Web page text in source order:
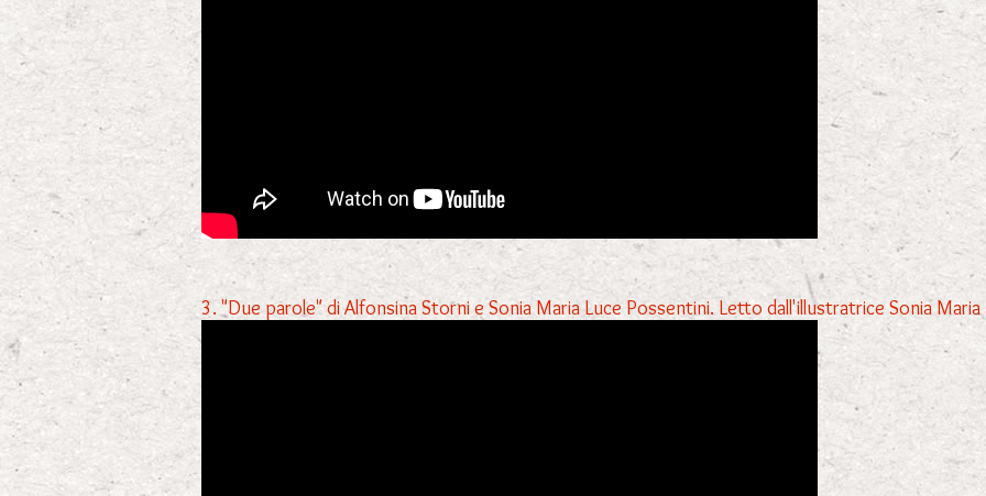
3. "Due parole" di Alfonsina Storni e Sonia Maria Luce Possentini. Letto dall'illustratrice Sonia